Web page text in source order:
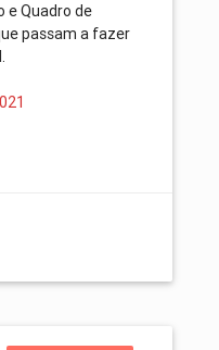
e Quadro de
passam a fazer